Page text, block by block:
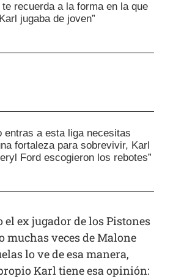
te recuerda a la forma en la que
Karl jugaba de joven”
entras a esta liga necesitas
fortaleza para sobrevivir, Karl
Ford escogieron los rebotes”
el ex jugador de los Pistones
muchas veces de Malone
lo ve de esa manera,
Karl tiene esa opinión: